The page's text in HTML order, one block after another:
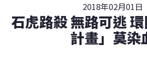
2018年02月01日
石虎路殺 無路可逃
計畫」莫染